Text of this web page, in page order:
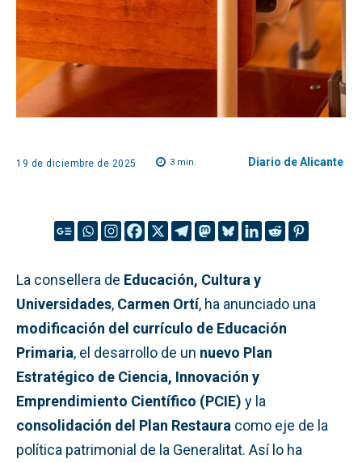
19 de diciembre de 2025 3min. Diario de Alicante
La consellera de Educación, Cultura y
Universidades, Carmen Ortí, ha anunciado una
modificación del currículo de Educación
Primaria, el desarrollo de un nuevo Plan
Estratégico de Ciencia, Innovación y
Emprendimiento Científico (PCIE) y la
consolidación del Plan Restaura como eje de la
política patrimonial de la Generalitat. Así lo ha